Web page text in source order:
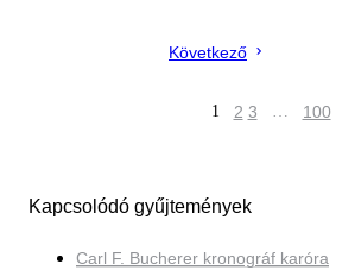
Következő
1 2 3 … 100
Kapcsolódó gyűjtemények
Carl F. Bucherer kronográf karóra